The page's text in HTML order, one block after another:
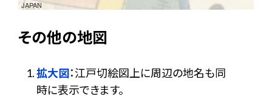
JAPAN
その他の地図
拡大図：江戸切絵図上に周辺の地名も同
時に表示できます。